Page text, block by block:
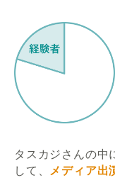
タスカジさんの中
して、
メディア出